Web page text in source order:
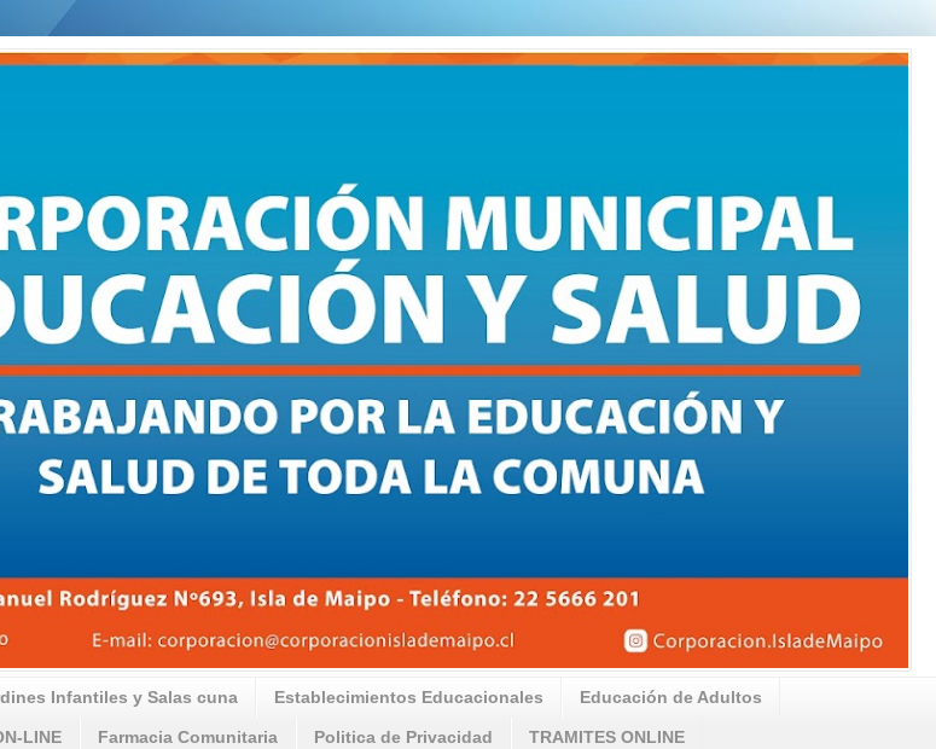
Infantiles y Salas cuna Establecimientos Educacionales Educación de Adultos
LINE Farmacia Comunitaria Politica de Privacidad TRAMITES ONLINE